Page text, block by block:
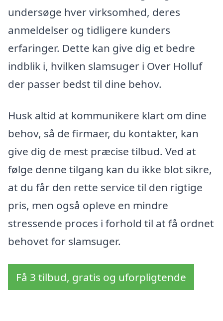
undersøge hver virksomhed, deres
anmeldelser og tidligere kunders
erfaringer. Dette kan give dig et bedre
indblik i, hvilken slamsuger i Over Holluf
der passer bedst til dine behov.
Husk altid at kommunikere klart om dine
behov, så de firmaer, du kontakter, kan
give dig de mest præcise tilbud. Ved at
følge denne tilgang kan du ikke blot sikre,
at du får den rette service til den rigtige
pris, men også opleve en mindre
stressende proces i forhold til at få ordnet
behovet for slamsuger.
Få 3 tilbud, gratis og uforpligtende